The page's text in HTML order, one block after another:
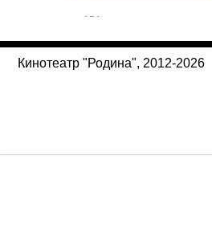
Кинотеатр "Родина", 2012-2026